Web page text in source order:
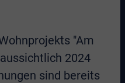
"Am
2024
sind bereits